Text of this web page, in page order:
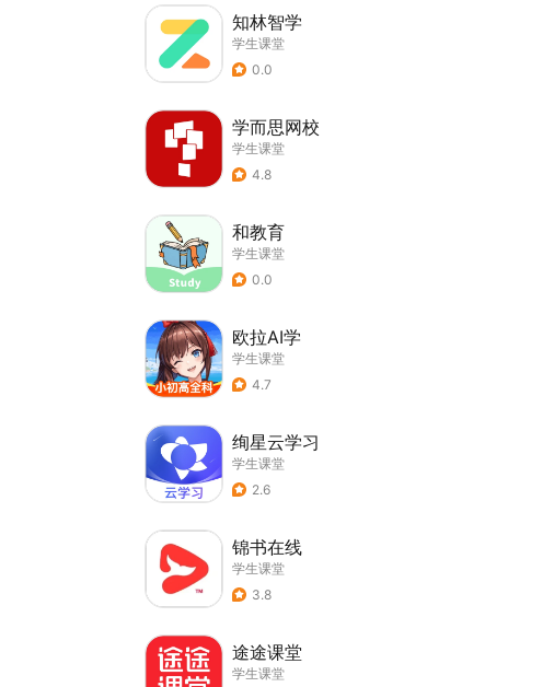
知林智学
学生课堂
0.0
学而思网校
学生课堂
4.8
和教育
学生课堂
0.0
欧拉AI学
学生课堂
4.7
绚星云学习
学生课堂
2.6
锦书在线
学生课堂
3.8
途途课堂
学生课堂